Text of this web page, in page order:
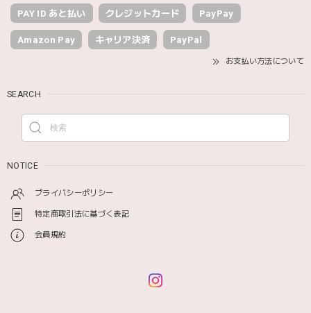
PAY ID あと払い クレジットカード PayPay
Amazon Pay キャリア決済 PayPal
お支払い方法について
SEARCH
NOTICE
プライバシーポリシー
特定商取引法に基づく表記
会員規約